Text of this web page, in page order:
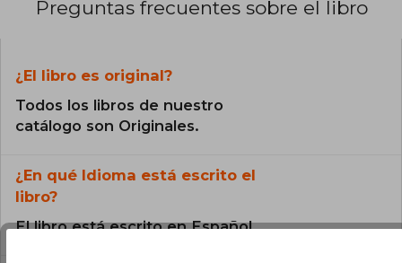
Preguntas frecuentes sobre el libro
¿El libro es original?
Todos los libros de nuestro
catálogo son Originales.
¿En qué Idioma está escrito el
libro?
El libro está escrito en Español.